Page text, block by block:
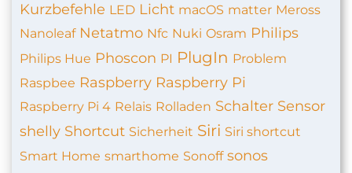
Kurzbefehle LED Licht macOS matter Meross
Nanoleaf Netatmo Nfc Nuki Osram Philips
Philips Hue Phoscon PI PlugIn Problem
Raspbee Raspberry Raspberry Pi
Raspberry Pi 4 Relais Rolladen Schalter Sensor
shelly Shortcut Sicherheit Siri Siri shortcut
Smart Home smarthome Sonoff sonos